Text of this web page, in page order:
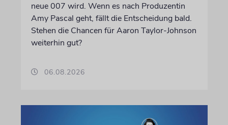
neue 007 wird. Wenn es nach Produzentin
Amy Pascal geht, fällt die Entscheidung bald.
Stehen die Chancen für Aaron Taylor-Johnson
weiterhin gut?
06.08.2026